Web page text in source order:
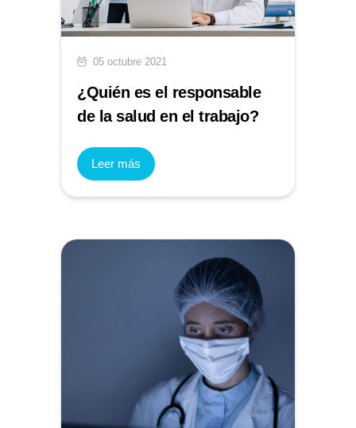
05 octubre 2021
¿Quién es el responsable
de la salud en el trabajo?
Leer más